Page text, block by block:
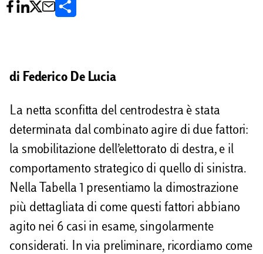
d
v
i
d
di Federico De Lucia
La netta sconfitta del centrodestra è stata
determinata dal combinato agire di due fattori:
la smobilitazione dell’elettorato di destra, e il
comportamento strategico di quello di sinistra.
Nella Tabella 1 presentiamo la dimostrazione
più dettagliata di come questi fattori abbiano
agito nei 6 casi in esame, singolarmente
considerati. In via preliminare, ricordiamo come